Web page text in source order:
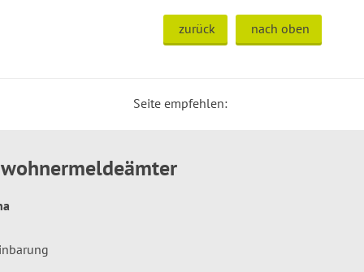
zurück nach oben
Seite empfehlen: